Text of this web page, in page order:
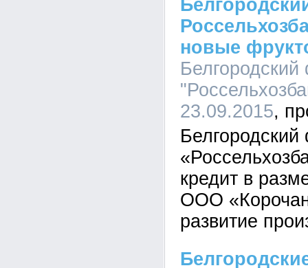
новые
23.09.2015
кредит в
ООО
развитие